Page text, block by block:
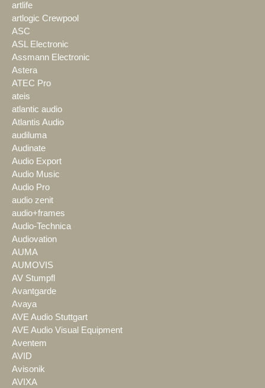
artlife
artlogic Crewpool
ASC
ASL Electronic
Assmann Electronic
Astera
ATEC Pro
ateis
atlantic audio
Atlantis Audio
audiluma
Audinate
Audio Export
Audio Music
Audio Pro
audio zenit
audio+frames
Audio-Technica
Audiovation
AUMA
AUMOVIS
AV Stumpfl
Avantgarde
Avaya
AVE Audio Stuttgart
AVE Audio Visual Equipment
Aventem
AVID
Avisonik
AVIXA